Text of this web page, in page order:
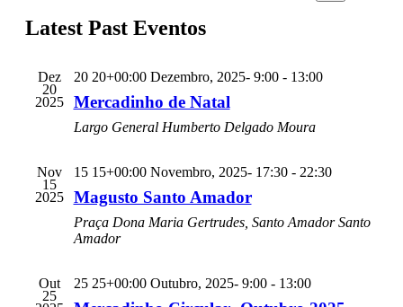
data
Latest Past Eventos
Dez
20
2025
20 20+00:00 Dezembro, 2025- 9:00- 13:00
Mercadinho de Natal
Largo General Humberto Delgado Moura
Nov
15
2025
15 15+00:00 Novembro, 2025- 17:30- 22:30
Magusto Santo Amador
Praça Dona Maria Gertrudes, Santo AmadorSanto
Amador
Out
25
25 25+00:00 Outubro, 2025- 9:00- 13:00